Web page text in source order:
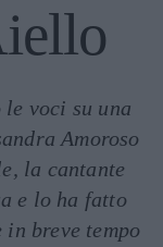
voci su una
Amoroso
la cantante
e lo ha fatto
breve tempo